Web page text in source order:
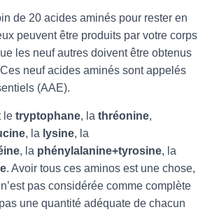
de 20 acides aminés pour rester en
peuvent être produits par votre corps
les neuf autres doivent être obtenus
neuf acides aminés sont appelés
(AAE).
le tryptophane, la thréonine,
, la lysine, la
, la phénylalanine+tyrosine, la
. Avoir tous ces aminos est une chose,
pas considérée comme complète
une quantité adéquate de chacun